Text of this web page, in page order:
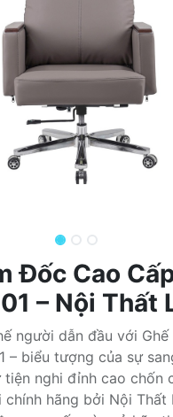
Đốc Cao
– Nội Thất
người dẫn đầu với
– biểu tượng của sự
nghi đỉnh cao chốn
hãng bởi Nội Thất